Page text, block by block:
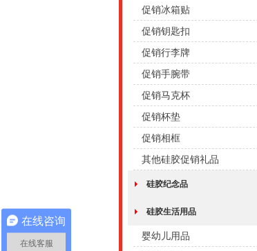
促销冰箱贴
促销钥匙扣
促销行李牌
促销手腕带
促销马克杯
促销杯垫
促销相框
其他硅胶促销礼品
硅胶纪念品
硅胶生活用品
婴幼儿用品
在线咨询
在线客服